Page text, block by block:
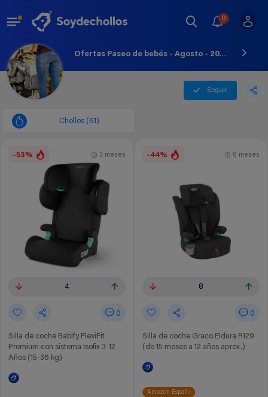
0
Ofertas Paseo de bebés - Agosto - 2026
Seguir
Chollos (61)
-53%
4
0
Silla de coche Babify FlexiFit
Premium con sistema Isofix 3-12
Años (15-36 kg)
3 meses -44%
8
0
Silla de coche Graco Eldura R129
(de 15 meses a 12 años aprox.)
8 meses
Amazon España